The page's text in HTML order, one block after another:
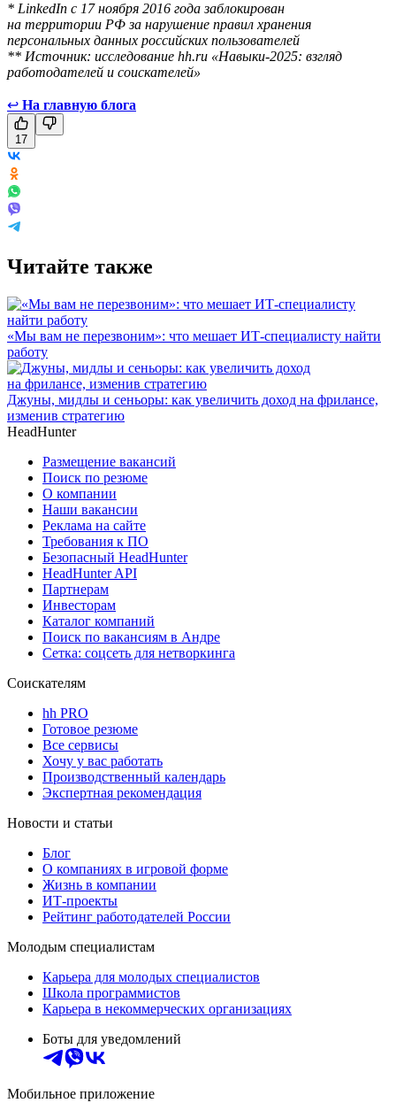
* LinkedIn с 17 ноября 2016 года заблокирован
на территории РФ за нарушение правил хранения
персональных данных российских пользователей
** Источник: исследование hh.ru «Навыки-2025: взгляд
работодателей и соискателей»
↩ На главную блога
17
Читайте также
«Мы вам не перезвоним»: что мешает ИТ-специалисту найти
работу
Джуны, мидлы и сеньоры: как увеличить доход на фрилансе,
изменив стратегию
HeadHunter
Размещение вакансий
Поиск по резюме
О компании
Наши вакансии
Реклама на сайте
Требования к ПО
Безопасный HeadHunter
HeadHunter API
Партнерам
Инвесторам
Каталог компаний
Поиск по вакансиям в Андре
Сетка: соцсеть для нетворкинга
Соискателям
hh PRO
Готовое резюме
Все сервисы
Хочу у вас работать
Производственный календарь
Экспертная рекомендация
Новости и статьи
Блог
О компаниях в игровой форме
Жизнь в компании
ИТ-проекты
Рейтинг работодателей России
Молодым специалистам
Карьера для молодых специалистов
Школа программистов
Карьера в некоммерческих организациях
Боты для уведомлений
Мобильное приложение